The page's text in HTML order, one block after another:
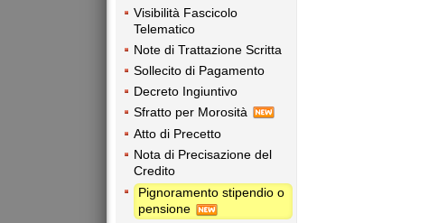
Visibilità Fascicolo
Telematico
Note di Trattazione Scritta
Sollecito di Pagamento
Decreto Ingiuntivo
Sfratto per Morosità
Atto di Precetto
Nota di Precisazione del
Credito
Pignoramento stipendio o
pensione